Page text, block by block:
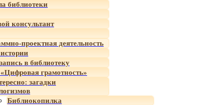
библиотеки
консультант
проектная деятельность
в библиотеку
грамотность»
загадки
Библиокопилка